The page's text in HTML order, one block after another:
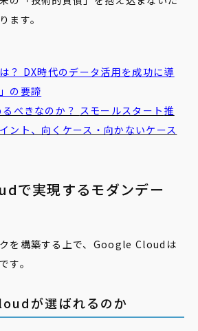
ます。
？ DX時代のデータ活用を成功に導
の要諦
べきなのか？ スモールスタート 推
ント、向くケース・向かないケース
で実現するモダンデー
を構築する上で、Google Cloudは
す。
が選ばれるのか